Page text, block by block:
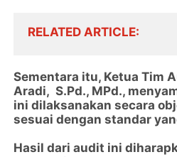
RELATED ARTICLE
Sementara itu, Ketua Tim
Aradi, S.Pd., MPd.,
ini dilaksanakan secara
sesuai dengan standar
Hasil dari audit ini